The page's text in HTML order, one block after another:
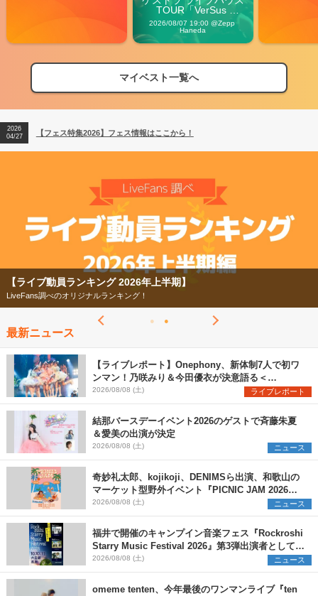
TOUR「VerSus
Carnival」
2026/08/07 19:00 @Zepp
Haneda
マイベスト一覧へ
【フェス特集2026】フェス情報はここから！
【ライブ動員ランキング】2026年上半期編発表！
2026
04/27
【フェス特集2026】フェス情報はここから！
2026
【フェス特集2026】
今年もフェスの季節がやってきた！
最新ニュース
【ライブレポート】Onephony、新体制7人で初ワ
ンマン！乃咲みり＆今田優衣が決意語る＜
Onephony新体制1st Oneman Live はじまりの夏
＞
2026/08/08 (土) ライブレポート
結那バースデーイベント2026のゲストで斉藤朱夏
＆愛美の出演が決定
2026/08/08 (土) ニュース
奇妙礼太郎、kojikoji、DENIMSら出演、和歌山の
マーケット型野外イベント『PICNIC JAM 2026』
早割チケット発売開始
2026/08/08 (土) ニュース
福井で開催のキャンプイン音楽フェス『Rockroshi
Starry Music Festival 2026』第3弾出演者として
SCOOBIE DO、かりゆし58、Reiを発表
2026/08/08 (土) ニュース
omeme tenten、今年最後のワンマンライブ『ten